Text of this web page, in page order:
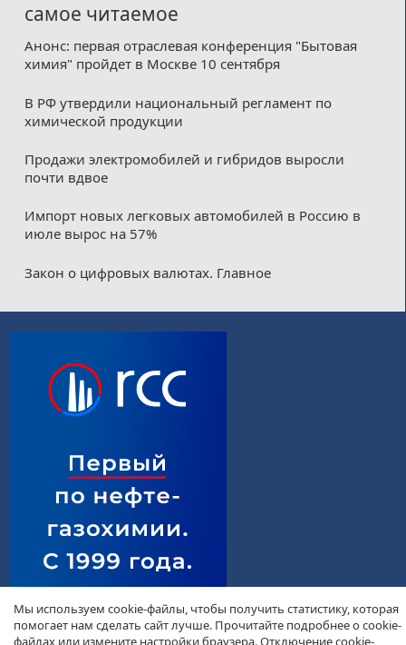
самое читаемое
Анонс: первая отраслевая конференция "Бытовая
химия" пройдет в Москве 10 сентября
В РФ утвердили национальный регламент по
химической продукции
Продажи электромобилей и гибридов выросли
почти вдвое
Импорт новых легковых автомобилей в Россию в
июле вырос на 57%
Закон о цифровых валютах. Главное
Мы используем cookie-файлы, чтобы получить статистику, которая
помогает нам сделать сайт лучше. Прочитайте подробнее о cookie-
файлах или измените настройки браузера. Отключение cookie-